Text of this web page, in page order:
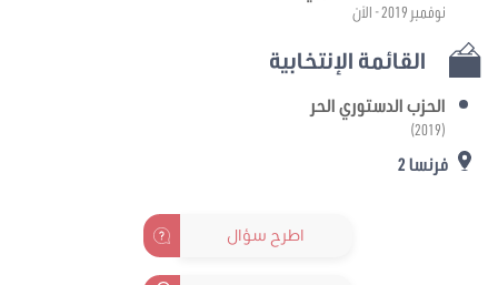
نوفمبر 2019 - الآن
القائمة الإنتخابية
الحزب الدستوري الحر
(2019)
فرنسا 2
اطرح سؤال